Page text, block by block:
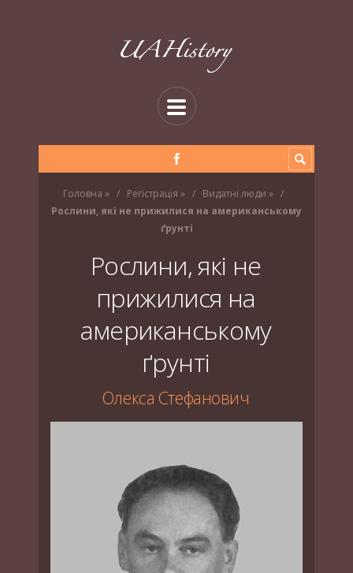
Головна » Регістрація » Видатні люди »
Рослини, які не прижилися на американському
ґрунті
Рослини, які не
прижилися на
американському
ґрунті
Олекса Стефанович